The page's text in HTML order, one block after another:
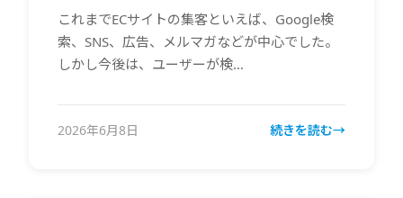
これまでECサイトの集客といえば、Google検
索、SNS、広告、メルマガなどが中心でした。
しかし今後は、ユーザーが検…
2026年6月8日 続きを読む